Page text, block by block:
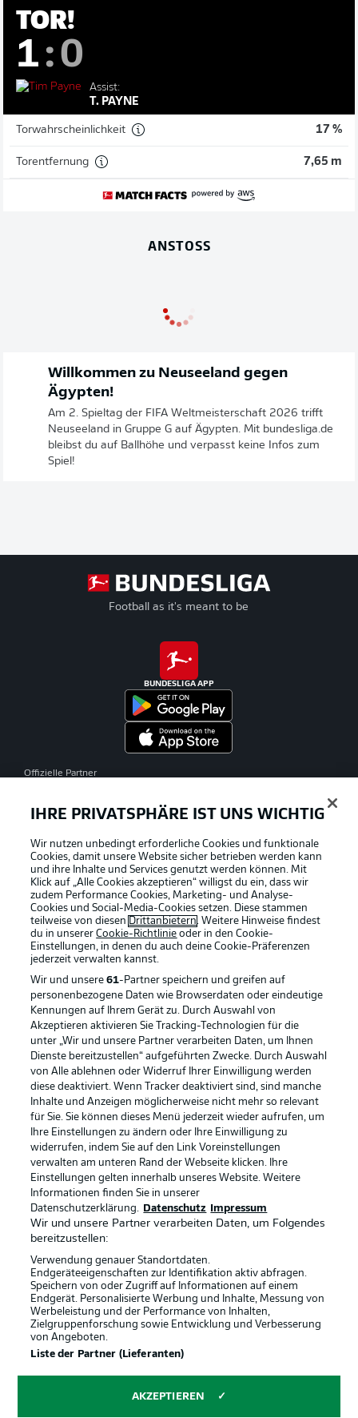
TOR!
1:0
Assist:
T. PAYNE
Torwahrscheinlichkeit 17 %
Torentfernung 7,65 m
ANSTOSS
Willkommen zu Neuseeland gegen
Ägypten!
Am 2. Spieltag der FIFA Weltmeisterschaft 2026 trifft
Neuseeland in Gruppe G auf Ägypten. Mit bundesliga.de
bleibst du auf Ballhöhe und verpasst keine Infos zum
Spiel!
Football as it's meant to be
BUNDESLIGA APP
Offizielle Partner
Rechtliche Hinweise Voreinstellungen verwalten
Datenschutz Nutzungsbedingungen
Broadcaster Kontakt
Jobs Impressum
Partner Spieler
Liveticker
© 2026 Bundesliga-Gruppe GmbH
Sprachauswahl
IHRE PRIVATSPHÄRE IST UNS WICHTIG
Wir nutzen unbedingt erforderliche Cookies und funktionale
Cookies, damit unsere Website sicher betrieben werden kann
und ihre Inhalte und Services genutzt werden können. Mit
Klick auf „Alle Cookies akzeptieren“ willigst du ein, dass wir
zudem Performance Cookies, Marketing- und Analyse-
Cookies und Social-Media-Cookies setzen. Diese stammen
teilweise von diesen Drittanbietern. Weitere Hinweise findest
du in unsererCookie-Richtlinie oder in den Cookie-
Einstellungen, in denen du auch deine Cookie-Präferenzen
jederzeit verwalten kannst.
Wir und unsere61-Partner speichern und greifen auf
personenbezogene Daten wie Browserdaten oder eindeutige
Kennungen auf Ihrem Gerät zu. Durch Auswahl von
Akzeptieren aktivieren Sie Tracking-Technologien für die
unter „Wir und unsere Partner verarbeiten Daten, um Ihnen
Dienste bereitzustellen“ aufgeführten Zwecke. Durch Auswahl
von Alle ablehnen oder Widerruf Ihrer Einwilligung werden
diese deaktiviert. Wenn Tracker deaktiviert sind, sind manche
Inhalte und Anzeigen möglicherweise nicht mehr so relevant
für Sie. Sie können dieses Menü jederzeit wieder aufrufen, um
Ihre Einstellungen zu ändern oder Ihre Einwilligung zu
widerrufen, indem Sie auf den Link Voreinstellungen
verwalten am unteren Rand der Webseite klicken. Ihre
Einstellungen gelten innerhalb unseres Website. Weitere
Informationen finden Sie in unserer
Datenschutzerklärung.
Datenschutz Impressum
Wir und unsere Partner verarbeiten Daten, um Folgendes
bereitzustellen:
Verwendung genauer Standortdaten.
Endgeräteeigenschaften zur Identifikation aktiv abfragen.
Speichern von oder Zugriff auf Informationen auf einem
Endgerät. Personalisierte Werbung und Inhalte, Messung von
Werbeleistung und der Performance von Inhalten,
Zielgruppenforschung sowie Entwicklung und Verbesserung
von Angeboten.
Liste der Partner (Lieferanten)
AKZEPTIEREN